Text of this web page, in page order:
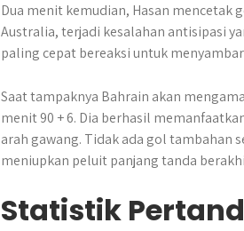
Dua menit kemudian, Hasan mencetak
Australia, terjadi kesalahan antisipasi
paling cepat bereaksi untuk
Saat tampaknya Bahrain akan
menit 90 + 6. Dia berhasil
arah gawang. Tidak ada gol tambahan
meniupkan peluit panjang tanda
Statistik